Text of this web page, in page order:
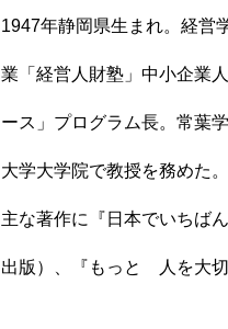
1947年静岡県生まれ。経営
業「経営人財塾」中小企業
ース」プログラム長。常葉
大学大学院で教授を務めた。
主な著作に『日本でいちば
出版）、『もっと 人を大